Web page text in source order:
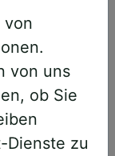
zu
Account
führen
von
von uns
ob Sie
Dienste zu